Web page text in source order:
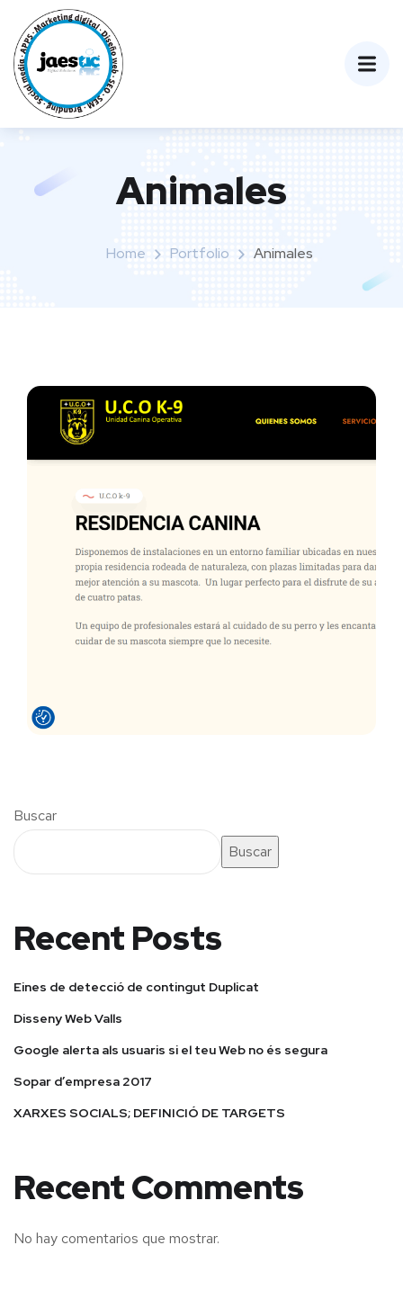
Animales
Home Portfolio Animales
Buscar
Buscar
Recent Posts
Eines de detecció de contingut Duplicat
Disseny Web Valls
Google alerta als usuaris si el teu Web no és segura
Sopar d’empresa 2017
XARXES SOCIALS; DEFINICIÓ DE TARGETS
Recent Comments
No hay comentarios que mostrar.